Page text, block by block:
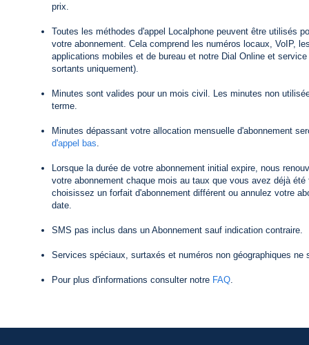
prix.
Toutes les méthodes d'appel Localphone peuvent être utilisés
votre abonnement. Cela comprend les numéros locaux, VoIP,
applications mobiles et de bureau et notre Dial Online et
sortants uniquement).
Minutes sont valides pour un mois civil. Les minutes non
terme.
Minutes dépassant votre allocation mensuelle d'abonnement
d'appel bas.
Lorsque la durée de votre abonnement initial expire, nous
votre abonnement chaque mois au taux que vous avez déjà
choisissez un forfait d'abonnement différent ou annulez votre
date.
SMS pas inclus dans un Abonnement sauf indication contraire.
Services spéciaux, surtaxés et numéros non géographiques ne
Pour plus d'informations consulter notre FAQ.